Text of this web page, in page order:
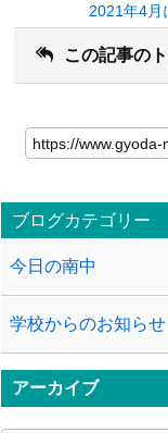
2021年4月
この記事の
ブログカテゴリー
今日の南中
学校からのお知らせ
アーカイブ